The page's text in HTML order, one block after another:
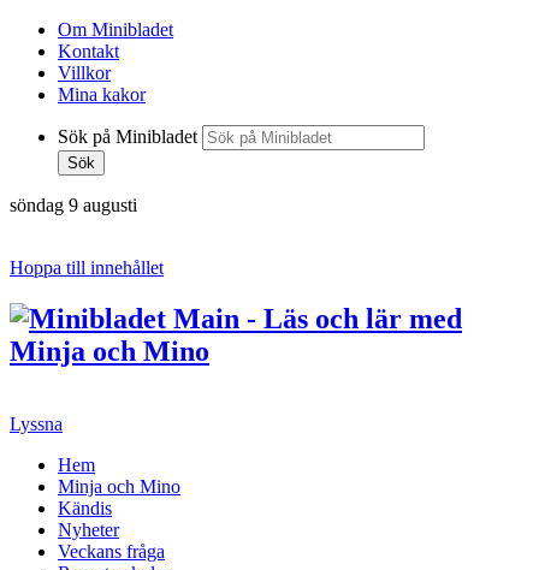
Om Minibladet
Kontakt
Villkor
Mina kakor
Sök på Minibladet
Sök
söndag 9 augusti
Hoppa till innehållet
Lyssna
Hem
Minja och Mino
Kändis
Nyheter
Veckans fråga